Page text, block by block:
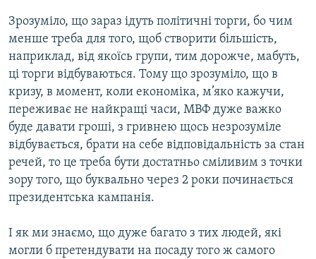
Зрозуміло, що зараз ідуть політичні торги, бо чим
менше треба для того, щоб створити більшість,
наприклад, від якоїсь групи, тим дорожче, мабуть,
ці торги відбуваються. Тому що зрозуміло, що в
кризу, в момент, коли економіка, м’яко кажучи,
переживає не найкращі часи, МВФ дуже важко
буде давати гроші, з гривнею щось незрозуміле
відбувається, брати на себе відповідальність за стан
речей, то це треба бути достатньо сміливим з точки
зору того, що буквально через 2 роки починається
президентська кампанія.
І як ми знаємо, що дуже багато з тих людей, які
могли б претендувати на посаду того ж самого